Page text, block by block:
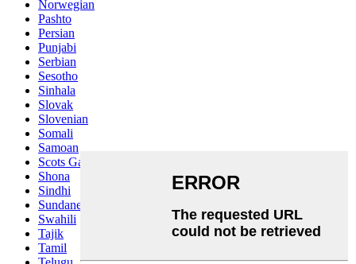
Norwegian
Pashto
Persian
Punjabi
Serbian
Sesotho
Sinhala
Slovak
Slovenian
Somali
Samoan
Scots Gaelic
Shona
Sindhi
Sundanese
Swahili
Tajik
Tamil